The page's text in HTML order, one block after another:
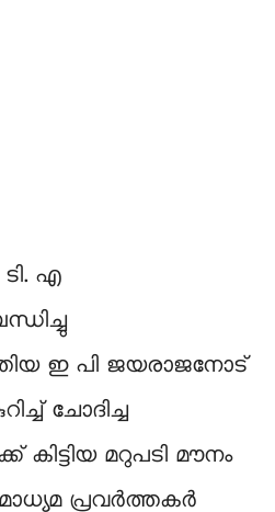
എ
ഇ പി ജയരാജനോട്
ചോദിച്ച
കിട്ടിയ മറുപടി മൗനം
പ്രവർത്തകർ